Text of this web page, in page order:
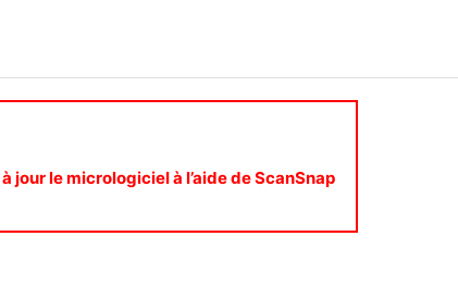
jour le micrologiciel à l’aide de ScanSnap